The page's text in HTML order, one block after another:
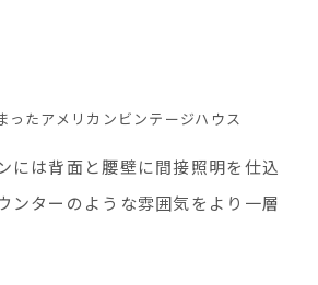
には背面と腰壁に間接照明を仕込
ンターのような雰囲気をより一層